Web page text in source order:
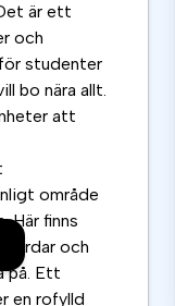
är ett
och
studenter
bo nära allt.
att
område
Här finns
och
på. Ett
en rofylld